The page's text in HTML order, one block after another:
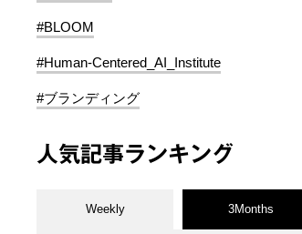
#BLOOM
#Human-Centered_AI_Institute
#ブランディング
人気記事ランキング
Weekly 3Months